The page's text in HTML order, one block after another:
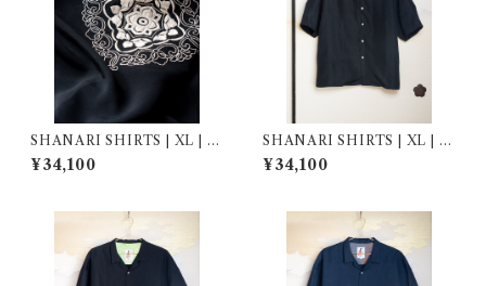
SHANARI SHIRTS | XL | 2
64053
¥34,100
SHANARI SHIRTS | XL | 2
64030
¥34,100